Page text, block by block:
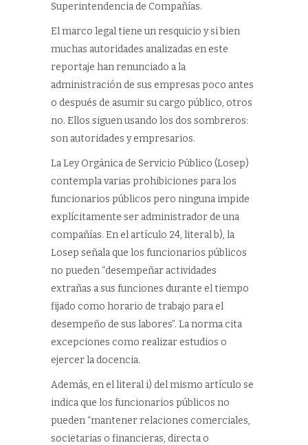
Superintendencia de Compañías.
El marco legal tiene un resquicio y si bien
muchas autoridades analizadas en este
reportaje han renunciado a la
administración de sus empresas poco antes
o después de asumir su cargo público, otros
no. Ellos siguen usando los dos sombreros:
son autoridades y empresarios.
La Ley Orgánica de Servicio Público (Losep)
contempla varias prohibiciones para los
funcionarios públicos pero ninguna impide
explícitamente ser administrador de una
compañías. En el artículo 24, literal b), la
Losep señala que los funcionarios públicos
no pueden “desempeñar actividades
extrañas a sus funciones durante el tiempo
fijado como horario de trabajo para el
desempeño de sus labores”. La norma cita
excepciones como realizar estudios o
ejercer la docencia.
Además, en el literal i) del mismo artículo se
indica que los funcionarios públicos no
pueden “mantener relaciones comerciales,
societarias o financieras, directa o